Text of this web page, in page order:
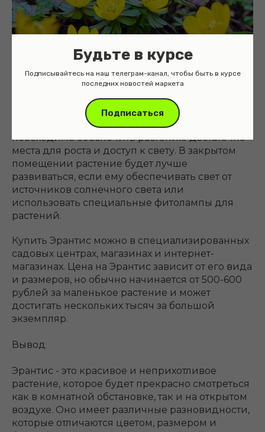
Будьте в курсе
Подписывайтесь на наш телеграм-канал, чтобы быть в курсе
последних новостей маркета
Подписаться
Эрантис может расти как на открытом, так и на
закрытом воздухе, но в первом случае
необходимо обеспечить растению достаточно
места для роста и доступ к свету. В закрытом
помещении растение будет лучше
развиваться, если ему обеспечивать свет от
источников солнечного света или
использовать специальные фитолампы для
растений.
Купить Эрантис можно в специализированных
садовых центрах, магазинах и интернет-
магазинах. Цена на Эрантис зависит от его вида
и размеров, но обычно начинается от 500-600
рублей за маленькое растение и может
достигать нескольких тысяч за большой
экземпляр.
Вывод
Эрантис - это красивое и неприхотливое
растение, которое будет прекрасно смотреться
как в комнатной обстановке, так и на открытом
воздухе. Оно имеет различные разновидности,
которые отличаются цветом, размером и